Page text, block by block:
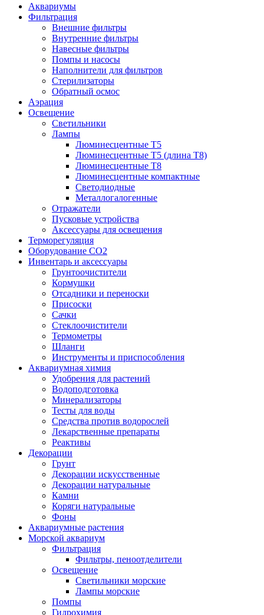
Аквариумы
Фильтрация
Внешние фильтры
Внутренние фильтры
Навесные фильтры
Помпы и насосы
Наполнители для фильтров
Стерилизаторы
Обратный осмос
Аэрация
Освещение
Светильники
Лампы
Люминесцентные T5
Люминесцентные T5 (длина T8)
Люминесцентные T8
Люминесцентные компактные
Светодиодные
Металлогалогенные
Отражатели
Пусковые устройства
Аксессуары для освещения
Терморегуляция
Оборудование CO2
Инвентарь и аксессуары
Грунтоочистители
Кормушки
Отсадники и переноски
Присоски
Сачки
Стеклоочистители
Термометры
Шланги
Инструменты и приспособления
Аквариумная химия
Удобрения для растений
Водоподготовка
Минерализаторы
Тесты для воды
Средства против водорослей
Лекарственные препараты
Реактивы
Декорации
Грунт
Декорации искусственные
Декорации натуральные
Камни
Коряги натуральные
Фоны
Аквариумные растения
Морской аквариум
Фильтрация
Фильтры, пеноотделители
Освещение
Светильники морские
Лампы морские
Помпы
Гидрохимия